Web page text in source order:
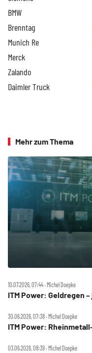
BMW
Brenntag
Munich Re
Merck
Zalando
Daimler Truck
Mehr zum Thema
10.07.2026, 07:44 ‧ Michel Doepke
ITM Power: Geldregen
30.06.2026, 07:38 ‧ Michel Doepke
ITM Power:
03.06.2026, 08:39 ‧ Michel Doepke